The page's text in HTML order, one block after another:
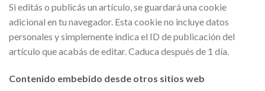
Si editás o publicás un artículo, se guardará una cookie
adicional en tu navegador. Esta cookie no incluye datos
personales y simplemente indica el ID de publicación del
artículo que acabás de editar. Caduca después de 1 día.
Contenido embebido desde otros sitios web